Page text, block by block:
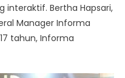
interaktif. Bertha Hapsari,
Manager Informa
tahun, Informa